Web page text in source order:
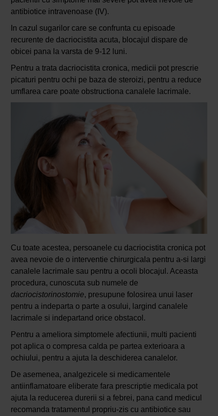
antibiotice intravenoase (IV).
In cazul sugarilor care se confrunta cu episoade
recurente de dacriocistita acuta, blocajul dispare de
obicei pana la varsta de 9-12 luni.
Pentru a trata dacriocistita cronica, medicii pot prescrie
picaturi pentru ochi pe baza de steroizi, pentru a reduce
umflarea care poate obstructiona canalele lacrimale.
Cu toate acestea, persoanele cu dacriocistita cronica pot
avea nevoie de o interventie chirurgicala pentru a-si largi
canalele lacrimale sau pentru a ocoli blocajul. Aceasta
procedura, cunoscuta sub numele de
dacriocistorinostomie, presupune folosirea unui laser
pentru a indeparta o parte a osului, largind canalele
lacrimale si indepartand orice obstacol.
Pentru a ameliora simptomele afectiunii, multi pacienti
pot aplica o compresa calda pe partea exterioara a
ochiului, pentru a ajuta la deschiderea canalelor.
De asemenea, analgezicele si medicamentele
antiinflamatoare eliberate fara prescriptie medicala pot
ajuta la reducerea durerii si a febrei, pana cand medicul
recomanda tratamentul propriu-zis cu antibiotice sau